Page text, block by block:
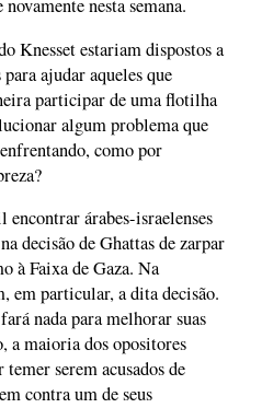
nesta semana.
Knesset estariam dispostos a
ajudar aqueles que
participar de uma flotilha
algum problema que
como por
árabes-israelenses
decisão de Ghattas de zarpar
à Faixa de Gaza. Na
em particular, a dita decisão.
nada para melhorar suas
a maioria dos opositores
serem acusados de
contra um de seus